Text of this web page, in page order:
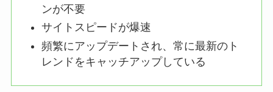
ンが不要
サイトスピードが爆速
頻繁にアップデートされ、常に最新のト
レンドをキャッチアップしている